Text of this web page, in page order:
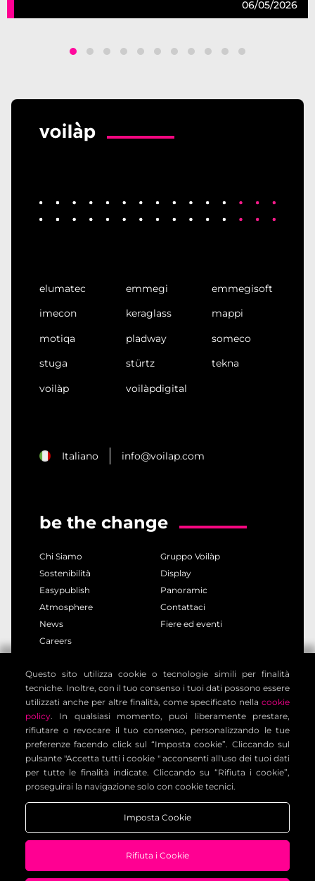
06/05/2026
elumatec emmegi
emmegisoft
imecon
keraglass
mappi
motiqa
pladway
someco
stuga
stürtz
tekna
voilàp
voilàpdigital
Italiano info@voilap.com
be the change
Chi Siamo
Gruppo Voilàp
Sostenibilità
Display
Easypublish
Panoramic
Atmosphere
Contattaci
News
Fiere ed eventi
Careers
privacy policy
cookie policy
note legali
informativa clienti
informativa contatti
condizioni generali
impostazione cookies
Voilàp Digital S.r.l. - Via Archimede, 10 - 41019 Limidi di
Soliera (MO) - ITALY - C.F - P.IVA 03556220360
Questo sito utilizza cookie o tecnologie simili per finalità
tecniche. Inoltre, con il tuo consenso i tuoi dati possono essere
utilizzati anche per altre finalità, come specificato nella cookie
policy. In qualsiasi momento, puoi liberamente prestare,
rifiutare o revocare il tuo consenso, personalizzando le tue
preferenze facendo click sul “Imposta cookie”. Cliccando sul
pulsante "Accetta tutti i cookie " acconsenti all'uso dei tuoi dati
per tutte le finalità indicate. Cliccando su “Rifiuta i cookie”,
proseguirai la navigazione solo con cookie tecnici.
Imposta Cookie
Rifiuta i Cookie